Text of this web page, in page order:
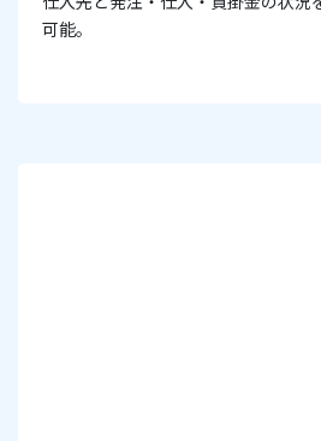
可能。